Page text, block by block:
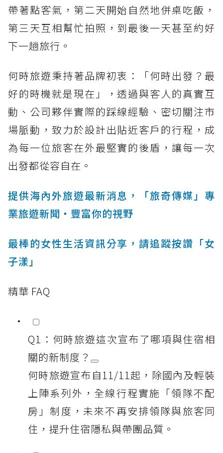
帶著點客氣，第二天開始自然地併桌吃飯，
第三天互相幫忙拍照，到最後一天甚至約好
下一趟旅行。
何時旅遊秉持著品牌初衷：「何時出發？最
好的時機就是現在」，透過與客人的真實互
動、公司夥伴實際的踩線經驗、密切關注市
場脈動，致力於設計出貼近客戶的行程，成
為每一位旅客在外最堅實的後盾，讓每一次
出發都從容自在。
提供海內外旅遊最新消息，「旅奇傳媒」專
業旅遊新聞‧豐富你的視野
最棒的女性生活資訊分享，請追蹤按讚「女
子漾」
精華 FAQ
Q1：何時旅遊這次宣布了哪項與住宿相
關的新制度？
何時旅遊宣布自11/11起，除國內及輕裝
上陣系列外，全線行程實施「領隊不配
房」制度，未來不再安排領隊與旅客同
住，提升住宿隱私與帶團品質。